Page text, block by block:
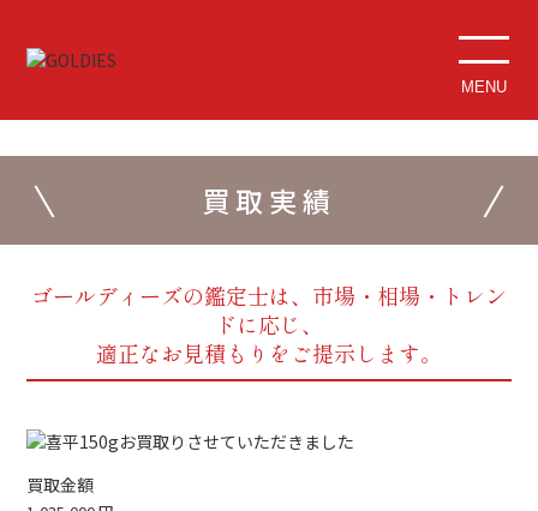
MENU
買取実績
ゴールディーズの鑑定士は、市場・相場・トレン
ドに応じ、
適正なお見積もりをご提示します。
買取金額